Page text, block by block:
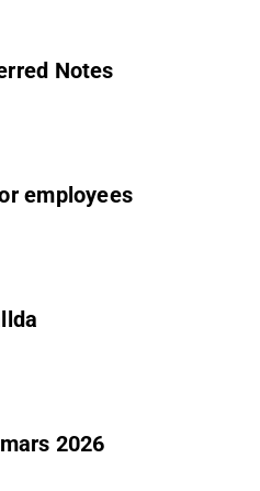
Notes
employees
2026